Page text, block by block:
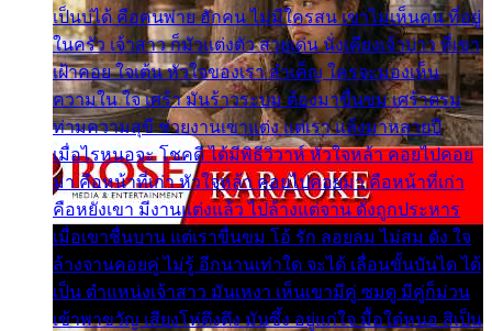
เป็นบ่ได้ คือคนพ่าย ฮักคน ไม่มีใครสน เขาไม่เห็นคน ที่อยู่
ในครัว เจ้าสาว ก็มัวแต่งตัว สวยเด่น นั่งเคียงเจ้าบ่าว ที่เขา
เฝ้าคอย ใจเต้น หัวใจของเรา ลำเค็ญ ใครจะมองเห็น
ความใน ใจ เศร้า มันร้าวระบม ต้องมาขื่นขม เศร้าตรม
ท่ามความสุขี ช่วยงานเขาแต่ง แต่เรา แล้งมาหลายปี
เมื่อไรหนอจะ โชคดี ได้มีพิธีวิวาห์ หัวใจหล้า คอยไปคอย
มา คือหน้าที่เก่า หัวใจหล้า คอยไปคอยมา คือหน้าที่เก่า
คือหยังเขา มีงานแต่งแล้ว ไปล้างแต่จาน ดั่งถูกประหาร
เมื่อเขาชื่นบาน แต่เราขื่นขม โอ้ รัก ลอยลม ไม่สม ดัง ใจ
ล้างจานคอยคู่ ไม่รู้ อีกนานเท่าใด จะได้ เลื่อนขั้นบันได ได้
เป็น ตำแหน่งเจ้าสาว มันเหงา เห็นเขามีคู่ ซมดู มีคู่ก็ม่วน
เข้าพาขวัญ เสียงโห่ตึงตึง มันซึ้ง อยู่แก่ใจ มื้อใด๋หนอ สิเป็น